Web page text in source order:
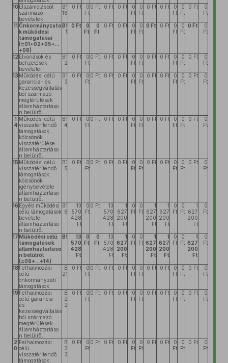
10 Elszámolásból
származó
bevételek
B1
16
0 Ft
0
Ft
0 Ft 0 Ft 0 Ft
0
Ft
0
Ft
0 Ft 0 Ft
0
Ft
0
Ft
0 Ft
0
Ft
11 Önkormányzato
k működési
támogatásai
(=01+02+05+...
+08)
B1
1
0 Ft
0
Ft
0
Ft
0 Ft 0 Ft
0
Ft
0
Ft
0 Ft 0 Ft
0
Ft
0
Ft
0 Ft
0
Ft
12 Elvonások és
befizetések
bevételei
B1
2
0 Ft
0
Ft
0 Ft 0 Ft 0 Ft
0
Ft
0
Ft
0 Ft 0 Ft
0
Ft
0
Ft
0 Ft
0
Ft
13 Működési célú
garancia- és
kezességvállalás
ból származó
megtérülések
államháztartáso
n belülről
B1
3
0 Ft
0
Ft
0 Ft 0 Ft 0 Ft
0
Ft
0
Ft
0 Ft 0 Ft
0
Ft
0
Ft
0 Ft
0
Ft
1
4
Működési célú
visszatérítendő
támogatások,
kölcsönök
visszatérülése
államháztartáso
n belülről
B1
4
0 Ft
0
Ft
0 Ft 0 Ft 0 Ft
0
Ft
0
Ft
0 Ft 0 Ft
0
Ft
0
Ft
0 Ft
0
Ft
15 Működési célú
visszatérítendő
támogatások,
kölcsönök
igénybevétele
államháztartáso
n belülről
B1
5
0 Ft
0
Ft
0 Ft 0 Ft 0 Ft
0
Ft
0
Ft
0 Ft 0 Ft
0
Ft
0
Ft
0 Ft
0
Ft
16 Egyéb működési
célú támogatások
bevételei
államháztartáso
n belülről
B1
6
13
570
428
Ft
0
Ft
0 Ft
13
570
428
Ft
1
627
200
Ft
0
Ft
0
Ft
1
627
200
Ft
1
627
200
Ft
0
Ft
0
Ft
1
627
200
Ft
0
Ft
17Működési célú
támogatások
államháztartáso
n belülről
(=09+...+14)
B1
13
570
428
Ft
0
Ft
0
Ft
13
570
428
Ft
1
627
200
Ft
0
Ft
0
Ft
1
627
200
Ft
1
627
200
Ft
0
Ft
0
Ft
1
627
200
Ft
0
Ft
18 Felhalmozási
célú
önkormányzati
támogatások
B
21
0 Ft
0
Ft
0 Ft 0 Ft 0 Ft
0
Ft
0
Ft
0 Ft 0 Ft
0
Ft
0
Ft
0 Ft
0
Ft
19 Felhalmozási
célú garancia-
és
kezességvállalás
ból származó
megtérülések
államháztartáso
n belülről
B
2
2
0 Ft
0
Ft
0 Ft 0 Ft 0 Ft
0
Ft
0
Ft
0 Ft 0 Ft
0
Ft
0
Ft
0 Ft
0
Ft
2
0
Felhalmozási
célú
visszatérítendő
támogatások,
B
2
3
0 Ft
0
Ft
0 Ft 0 Ft 0 Ft
0
Ft
0
Ft
0 Ft 0 Ft
0
Ft
0
Ft
0 Ft
0
Ft